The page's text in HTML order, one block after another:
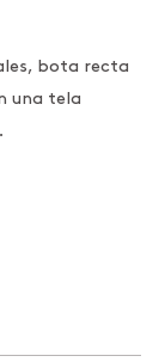
bota recta
una tela